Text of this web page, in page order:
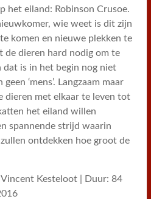
het eiland: Robinson Crusoe.
wie weet is dit zijn
komen en nieuwe plekken te
de dieren hard nodig om te
dat is in het begin nog niet
‘mens’. Langzaam maar
dieren met elkaar te leven tot
het eiland willen
spannende strijd waarin
ontdekken hoe groot de
Vincent Kesteloot | Duur: 84